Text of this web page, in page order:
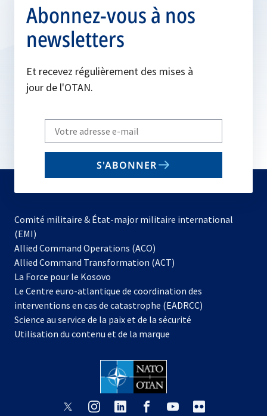
Abonnez-vous à nos
newsletters
Et recevez régulièrement des mises à
jour de l'OTAN.
Write
your
email
S'ABONNER
Comité militaire & État-major militaire international
(EMI)
Allied Command Operations (ACO)
dans
nouvel
onglet
Allied Command Transformation (ACT)
La Force pour le Kosovo
dans
un
nouvel
onglet
Le Centre euro-atlantique de coordination des
interventions en cas de catastrophe (EADRCC)
Science au service de la paix et de la sécurité
Utilisation du contenu et de la marque
s’ouvres’ouvres’ouvres’ouvres’ouvre